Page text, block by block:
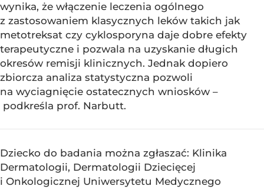
wynika, że włączenie leczenia ogólnego
z zastosowaniem klasycznych leków takich jak
metotreksat czy cyklosporyna daje dobre efekty
terapeutyczne i pozwala na uzyskanie długich
okresów remisji klinicznych. Jednak dopiero
zbiorcza analiza statystyczna pozwoli
na wyciagnięcie ostatecznych wniosków –
podkreśla prof. Narbutt.
Dziecko do badania można zgłaszać: Klinika
Dermatologii, Dermatologii Dziecięcej
i Onkologicznej Uniwersytetu Medycznego